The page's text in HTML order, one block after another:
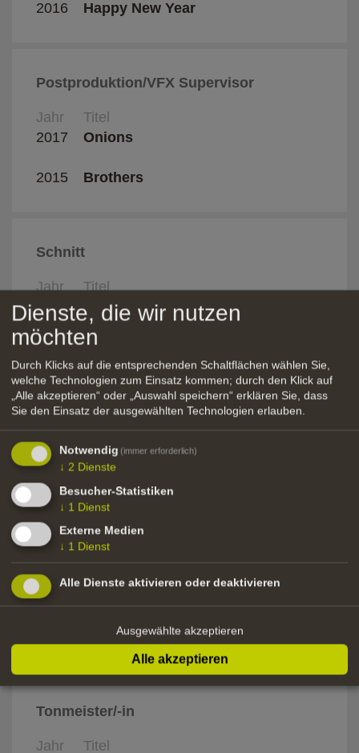
2016
Happy New Year
Postproduktion/VFX Supervisor
Jahr Titel
2017
Onions
2015
Brothers
Schnitt
Jahr Titel
2017
Onions
2016
Dusk Chorus
2016
MAR - Storia di una ferrovia
2015 Brothers
Schnittassistenz
Jahr
That's me - Palazzo Italia
Tonmeister/-in
Jahr Titel
Dienste, die wir nutzen
möchten
Durch Klicks auf die entsprechenden Schaltflächen wählen Sie,
welche Technologien zum Einsatz kommen; durch den Klick auf
„Alle akzeptieren“ oder „Auswahl speichern“ erklären Sie, dass
Sie den Einsatz der ausgewählten Technologien erlauben.
Notwendig (immer erforderlich)
↓ 2 Dienste
Besucher-Statistiken
↓ 1 Dienst
Externe Medien
↓ 1 Dienst
Alle Dienste aktivieren oder deaktivieren
Ausgewählte akzeptieren
Alle akzeptieren